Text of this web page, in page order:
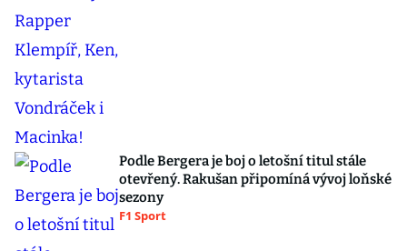
Podle Bergera je boj o letošní titul stále
otevřený. Rakušan připomíná vývoj loňské
sezony
F1 Sport